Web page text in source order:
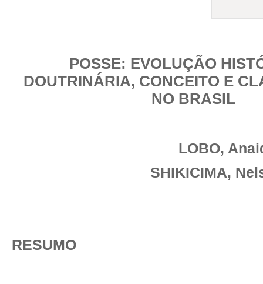
POSSE: EVOLUÇÃO
DOUTRINÁRIA, CONCEITO E
NO BRASIL
LOBO,
SHIKICIMA,
RESUMO